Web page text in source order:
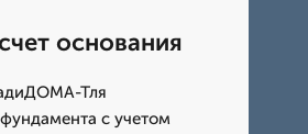
основания
Тля
с учетом